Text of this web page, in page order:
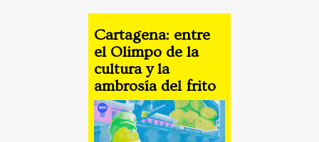
Cartagena: entre
el Olimpo de la
cultura y la
ambrosía del frito